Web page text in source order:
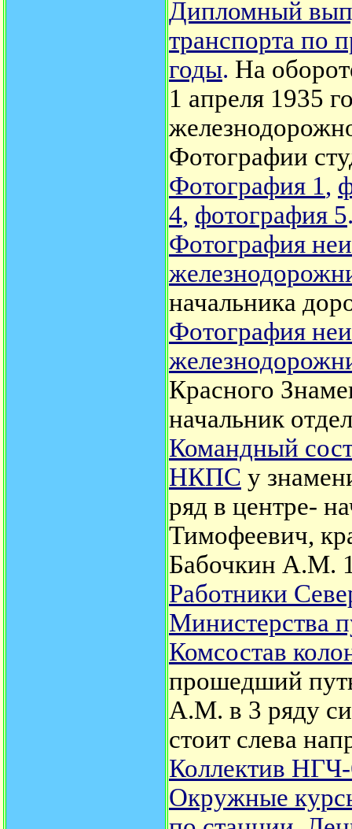
Дипломный
транспорта по
годы. На
1 апреля 1935
Фотографии
Фотография 1,
4, фотография 5
Фотография
начальника
Фотография
Красного
начальник
Командный
НКПС у
ряд в центре-
Тимофеевич,
Бабочкин А.М.
Работники
Министерства
Комсостав
прошедший
А.М. в 3 ряду
стоит слева
Коллектив
Окружные